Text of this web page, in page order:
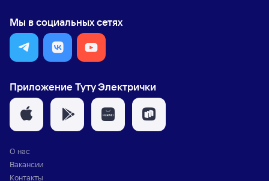
Мы в социальных сетях
Приложение Туту Электрички
О нас
Вакансии
Контакты